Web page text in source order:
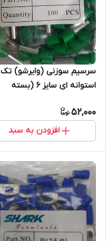
سرسیم سوزنی (وایرشو) تک
استوانه ای سایز 6 (بسته
52,000
افزودن به سبد